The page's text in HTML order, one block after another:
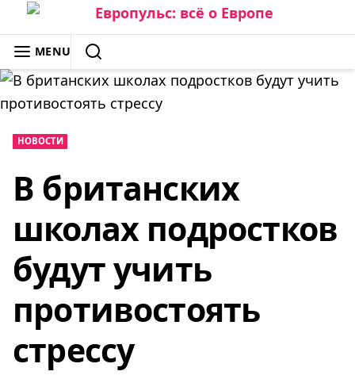
Skip
to
content
ЕВРОПУЛЬС: ВСЁ О ЕВРОПЕ
MENU
SEARCH
НОВОСТИ
В британских
школах подростков
будут учить
противостоять
стрессу